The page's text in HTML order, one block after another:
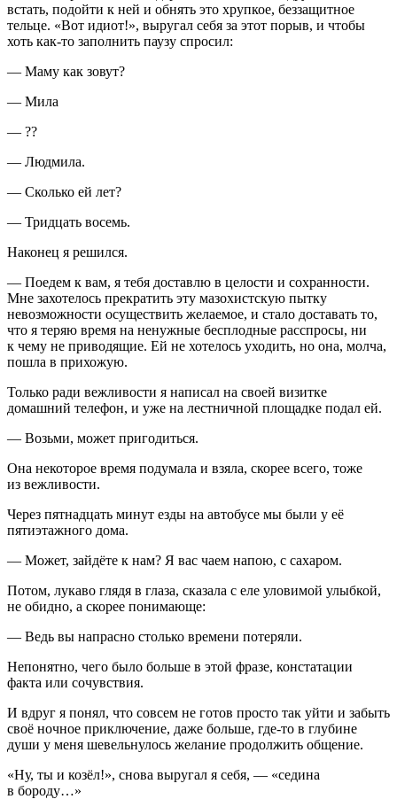
встать, подойти к ней и обнять это хрупкое, беззащитное
тельце. «Вот идиот!», выругал себя за этот порыв, и чтобы
хоть как-то заполнить паузу спросил:
— Маму как зовут?
— Мила
— ??
— Людмила.
— Сколько ей лет?
— Тридцать восемь.
Наконец я решился.
— Поедем к вам, я тебя доставлю в целости и сохранности.
Мне захотелось прекратить эту мазохистскую пытку
невозможности осуществить желаемое, и стало доставать то,
что я теряю время на ненужные бесплодные расспросы, ни
к чему не приводящие. Ей не хотелось уходить, но она, молча,
пошла в прихожую.
Только ради вежливости я написал на своей визитке
домашний телефон, и уже на лестничной площадке подал ей.
— Возьми, может пригодиться.
Она некоторое время подумала и взяла, скорее всего, тоже
из вежливости.
Через пятнадцать минут езды на автобусе мы были у её
пятиэтажного дома.
— Может, зайдёте к нам? Я вас чаем напою, с сахаром.
Потом, лукаво глядя в глаза, сказала с еле уловимой улыбкой,
не обидно, а скорее понимающе:
— Ведь вы напрасно столько времени потеряли.
Непонятно, чего было больше в этой фразе, констатации
факта или сочувствия.
И вдруг я понял, что совсем не готов просто так уйти и забыть
своё ночное приключение, даже больше, где-то в глубине
души у меня шевельнулось желание продолжить общение.
«Ну, ты и козёл!», снова выругал я себя, — «седина
в бороду…»